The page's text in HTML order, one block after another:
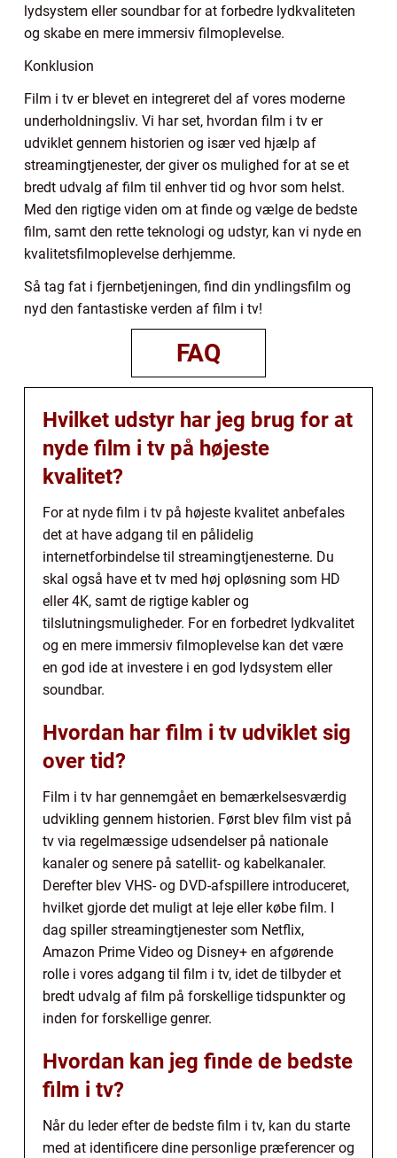
lydsystem eller soundbar for at forbedre lydkvaliteten
og skabe en mere immersiv filmoplevelse.
Konklusion
Film i tv er blevet en integreret del af vores moderne
underholdningsliv. Vi har set, hvordan film i tv er
udviklet gennem historien og især ved hjælp af
streamingtjenester, der giver os mulighed for at se et
bredt udvalg af film til enhver tid og hvor som helst.
Med den rigtige viden om at finde og vælge de bedste
film, samt den rette teknologi og udstyr, kan vi nyde en
kvalitetsfilmoplevelse derhjemme.
Så tag fat i fjernbetjeningen, find din yndlingsfilm og
nyd den fantastiske verden af film i tv!
FAQ
Hvilket udstyr har jeg brug for at
nyde film i tv på højeste
kvalitet?
For at nyde film i tv på højeste kvalitet anbefales
det at have adgang til en pålidelig
internetforbindelse til streamingtjenesterne. Du
skal også have et tv med høj opløsning som HD
eller 4K, samt de rigtige kabler og
tilslutningsmuligheder. For en forbedret lydkvalitet
og en mere immersiv filmoplevelse kan det være
en god ide at investere i en god lydsystem eller
soundbar.
Hvordan har film i tv udviklet sig
over tid?
Film i tv har gennemgået en bemærkelsesværdig
udvikling gennem historien. Først blev film vist på
tv via regelmæssige udsendelser på nationale
kanaler og senere på satellit- og kabelkanaler.
Derefter blev VHS- og DVD-afspillere introduceret,
hvilket gjorde det muligt at leje eller købe film. I
dag spiller streamingtjenester som Netflix,
Amazon Prime Video og Disney+ en afgørende
rolle i vores adgang til film i tv, idet de tilbyder et
bredt udvalg af film på forskellige tidspunkter og
inden for forskellige genrer.
Hvordan kan jeg finde de bedste
film i tv?
Når du leder efter de bedste film i tv, kan du starte
med at identificere dine personlige præferencer og